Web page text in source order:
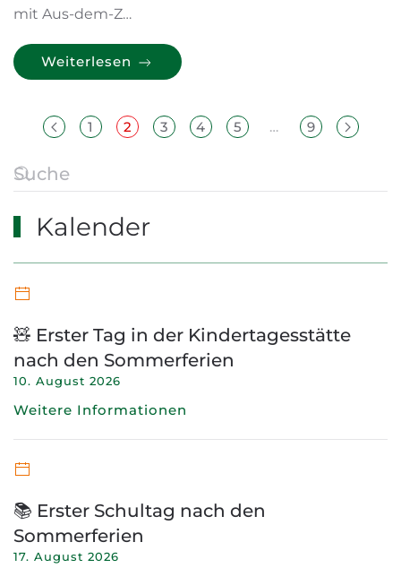
mit Aus-dem-Z…
Weiterlesen
1 2 3 4 5 … 9
Kalender
🧸 Erster Tag in der Kindertagesstätte
nach den Sommerferien
10. August 2026
Weitere Informationen
📚 Erster Schultag nach den
Sommerferien
17. August 2026